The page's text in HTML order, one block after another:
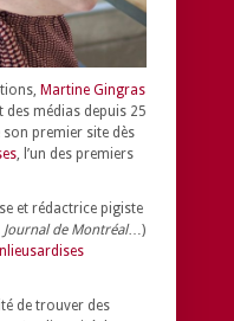
Martine Gingras
des médias depuis 25
son premier site dès
, l’un des premiers
et rédactrice pigiste
Journal de Montréal…)
de trouver des